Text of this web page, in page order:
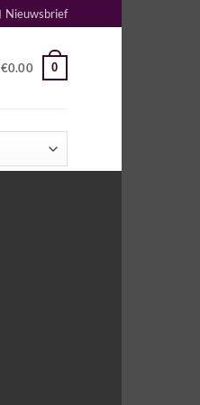
Nieuwsbrief
€0.00 0